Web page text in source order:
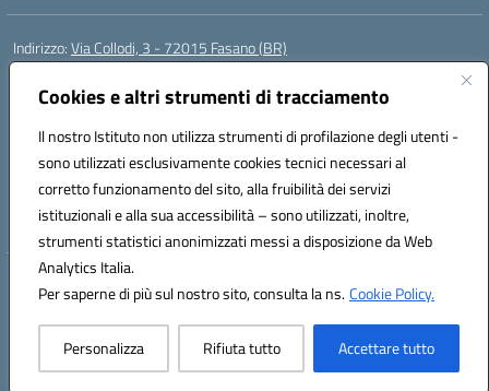
Cookies e altri strumenti di tracciamento
Il nostro Istituto non utilizza strumenti di profilazione degli utenti -
sono utilizzati esclusivamente cookies tecnici necessari al
corretto funzionamento del sito, alla fruibilità dei servizi
istituzionali e alla sua accessibilità – sono utilizzati, inoltre,
strumenti statistici anonimizzati messi a disposizione da Web
Analytics Italia.
Per saperne di più sul nostro sito, consulta la ns.Cookie Policy.
Personalizza Rifiuta tutto Accettare tutto
Indirizzo:Via Collodi, 3 - 72015 Fasano (BR)
Centralino:
Posta elettronica certificata (PEC):bric839004@pec.istruzione.it
Codice fiscale: 90059320748
Codice meccanografico:BRIC839004
Codice Indice delle Pubbliche Amministrazioni (IPA): istsc_bree02200r
Codice unico di fatturazione (CUF): MIL3BD
Hosting & Powered by 3D Solution S.r.l.
Concept & Design by Designers Italia